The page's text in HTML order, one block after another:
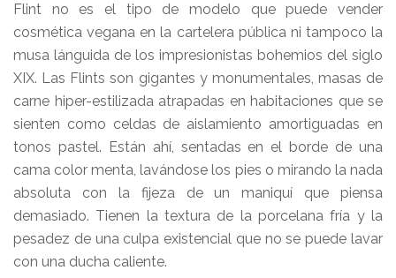
Flint no es el tipo de modelo que puede vender
cosmética vegana en la cartelera pública ni tampoco la
musa lánguida de los impresionistas bohemios del siglo
XIX. Las Flints son gigantes y monumentales, masas de
carne hiper-estilizada atrapadas en habitaciones que se
sienten como celdas de aislamiento amortiguadas en
tonos pastel. Están ahí, sentadas en el borde de una
cama color menta, lavándose los pies o mirando la nada
absoluta con la fijeza de un maniquí que piensa
demasiado. Tienen la textura de la porcelana fría y la
pesadez de una culpa existencial que no se puede lavar
con una ducha caliente.